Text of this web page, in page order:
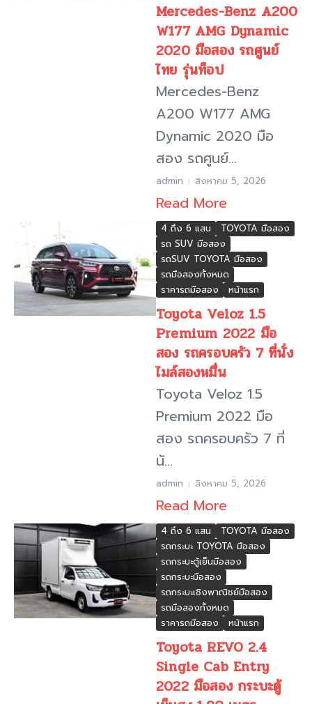
Mercedes-Benz A200
W177 AMG Dynamic
2020 มือสอง รถศูนย์
ไทย รุ่นท็อป
Mercedes-Benz
A200 W177 AMG
Dynamic 2020 มือ
สอง รถศูนย์...
admin สิงหาคม 5, 2026
Read More
4 ถึง 6 แสน
TOYOTA มือสอง
รถ SUV มือสอง
รถSUV TOYOTA มือสอง
รถมือสองทั้งหมด
ราคารถมือสอง
หน้าแรก
Toyota Veloz 1.5
Premium 2022 มือ
สอง รถครอบครัว 7 ที่นั่ง
ไมล์สองหมื่น
Toyota Veloz 1.5
Premium 2022 มือ
สอง รถครอบครัว 7 ที่
นั...
admin สิงหาคม 5, 2026
Read More
4 ถึง 6 แสน
TOYOTA มือสอง
รถกระบะ TOYOTA มือสอง
รถกระบะตู้เย็นมือสอง
รถกระบะมือสอง
รถกระบะเชิงพาณิชย์มือสอง
รถมือสองทั้งหมด
ราคารถมือสอง
หน้าแรก
Toyota REVO 2.4
Single Cab Entry
2022 มือสอง กระบะตู้